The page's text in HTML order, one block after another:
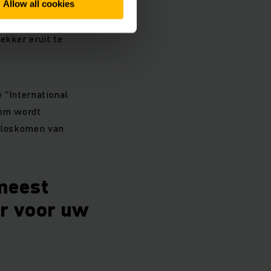
Allow all cookies
van de
op
eruit te
“International
wordt
van
voor uw